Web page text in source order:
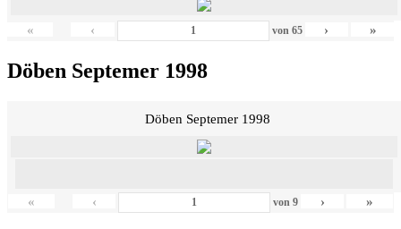
« ‹ von 65 › »
Döben Septemer 1998
Döben Septemer 1998
« ‹ von9 › »